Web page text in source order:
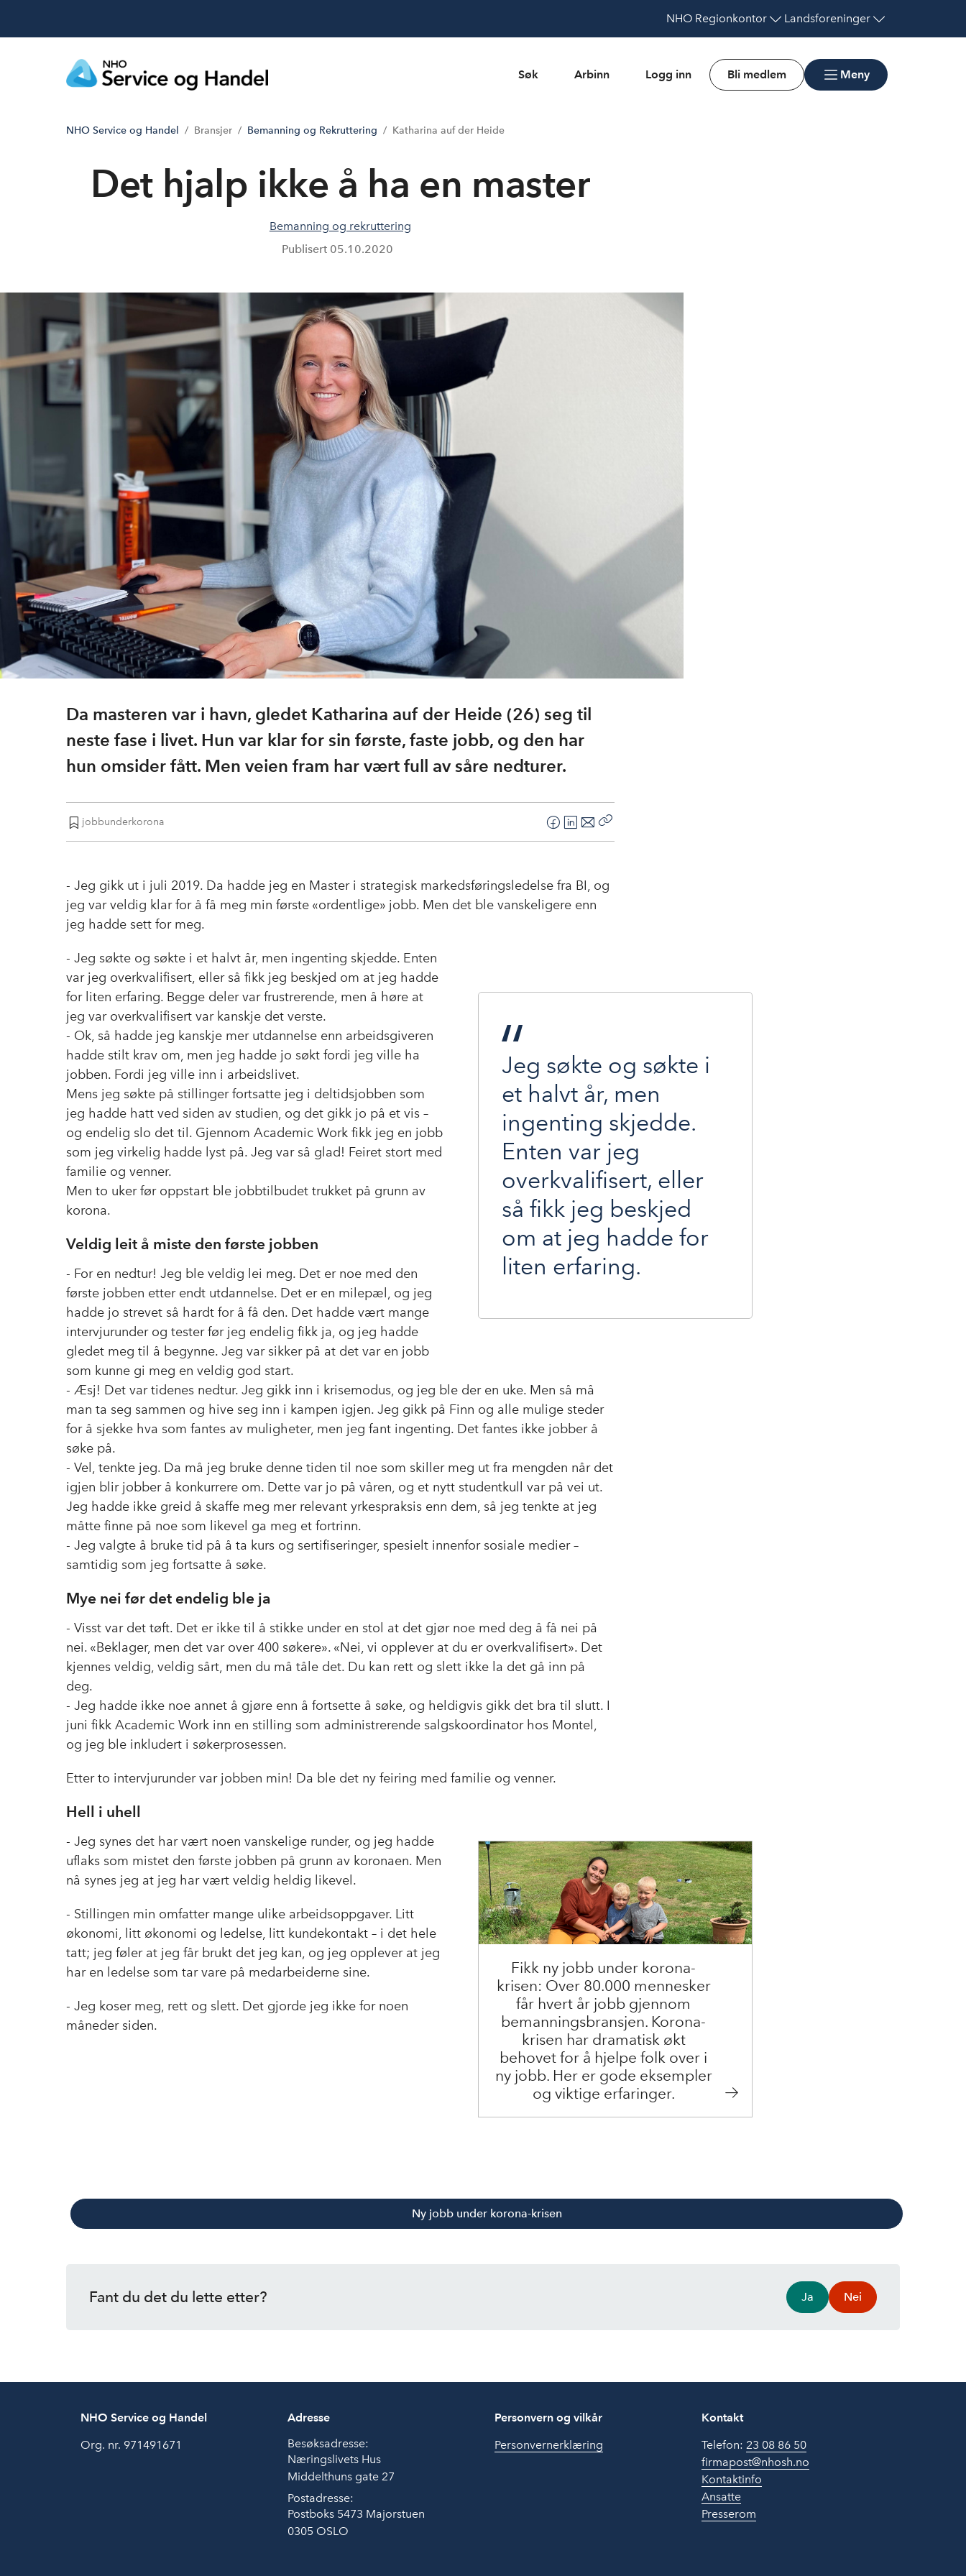
NHO Regionkontor Landsforeninger
Søk Arbinn Logg inn Bli medlem Meny
NHO Service og Handel Bransjer Bemanning og Rekruttering Katharina auf der Heide
Det hjalp ikke å ha en master
Bemanning og rekruttering
Publisert 05.10.2020
Da masteren var i havn, gledet Katharina auf der Heide (26) seg til
neste fase i livet. Hun var klar for sin første, faste jobb, og den har
hun omsider fått. Men veien fram har vært full av såre nedturer.
jobbunderkorona
F
e
o
L
k
E
o
- Jeg gikk ut i juli 2019. Da hadde jeg en Master i strategisk markedsføringsledelse fra BI, og
jeg var veldig klar for å få meg min første «ordentlige» jobb. Men det ble vanskeligere enn
jeg hadde sett for meg.
Jeg søkte og søkte i
et halvt år, men
ingenting skjedde.
Enten var jeg
overkvalifisert, eller
så fikk jeg beskjed
om at jeg hadde for
liten erfaring.
- Jeg søkte og søkte i et halvt år, men ingenting skjedde. Enten
var jeg overkvalifisert, eller så fikk jeg beskjed om at jeg hadde
for liten erfaring. Begge deler var frustrerende, men å høre at
jeg var overkvalifisert var kanskje det verste.
- Ok, så hadde jeg kanskje mer utdannelse enn arbeidsgiveren
hadde stilt krav om, men jeg hadde jo søkt fordi jeg ville ha
jobben. Fordi jeg ville inn i arbeidslivet.
Mens jeg søkte på stillinger fortsatte jeg i deltidsjobben som
jeg hadde hatt ved siden av studien, og det gikk jo på et vis –
og endelig slo det til. Gjennom Academic Work fikk jeg en jobb
som jeg virkelig hadde lyst på. Jeg var så glad! Feiret stort med
familie og venner.
Men to uker før oppstart ble jobbtilbudet trukket på grunn av
korona.
Veldig leit å miste den første jobben
- For en nedtur! Jeg ble veldig lei meg. Det er noe med den
første jobben etter endt utdannelse. Det er en milepæl, og jeg
hadde jo strevet så hardt for å få den. Det hadde vært mange
intervjurunder og tester før jeg endelig fikk ja, og jeg hadde
gledet meg til å begynne. Jeg var sikker på at det var en jobb
som kunne gi meg en veldig god start.
- Æsj! Det var tidenes nedtur. Jeg gikk inn i krisemodus, og jeg ble der en uke. Men så må
man ta seg sammen og hive seg inn i kampen igjen. Jeg gikk på Finn og alle mulige steder
for å sjekke hva som fantes av muligheter, men jeg fant ingenting. Det fantes ikke jobber å
søke på.
- Vel, tenkte jeg. Da må jeg bruke denne tiden til noe som skiller meg ut fra mengden når det
igjen blir jobber å konkurrere om. Dette var jo på våren, og et nytt studentkull var på vei ut.
Jeg hadde ikke greid å skaffe meg mer relevant yrkespraksis enn dem, så jeg tenkte at jeg
måtte finne på noe som likevel ga meg et fortrinn.
- Jeg valgte å bruke tid på å ta kurs og sertifiseringer, spesielt innenfor sosiale medier –
samtidig som jeg fortsatte å søke.
Mye nei før det endelig ble ja
- Visst var det tøft. Det er ikke til å stikke under en stol at det gjør noe med deg å få nei på
nei. «Beklager, men det var over 400 søkere». «Nei, vi opplever at du er overkvalifisert». Det
kjennes veldig, veldig sårt, men du må tåle det. Du kan rett og slett ikke la det gå inn på
deg.
- Jeg hadde ikke noe annet å gjøre enn å fortsette å søke, og heldigvis gikk det bra til slutt. I
juni fikk Academic Work inn en stilling som administrerende salgskoordinator hos Montel,
og jeg ble inkludert i søkerprosessen.
Etter to intervjurunder var jobben min! Da ble det ny feiring med familie og venner.
Hell i uhell
Fikk ny jobb under korona-
krisen: Over 80.000 mennesker
får hvert år jobb gjennom
bemanningsbransjen. Korona-
krisen har dramatisk økt
behovet for å hjelpe folk over i
ny jobb. Her er gode eksempler
og viktige erfaringer.
- Jeg synes det har vært noen vanskelige runder, og jeg hadde
uflaks som mistet den første jobben på grunn av koronaen. Men
nå synes jeg at jeg har vært veldig heldig likevel.
- Stillingen min omfatter mange ulike arbeidsoppgaver. Litt
økonomi, litt økonomi og ledelse, litt kundekontakt – i det hele
tatt; jeg føler at jeg får brukt det jeg kan, og jeg opplever at jeg
har en ledelse som tar vare på medarbeiderne sine.
- Jeg koser meg, rett og slett. Det gjorde jeg ikke for noen
måneder siden.
Ny jobb under korona-krisen
Fant du det du lette etter? Ja Nei
NHO Service og Handel
Org. nr. 971491671
Adresse
Besøksadresse:
Næringslivets Hus
Middelthuns gate 27
Postadresse:
Postboks 5473 Majorstuen
0305 OSLO
Personvern og vilkår
Personvernerklæring
Kontakt
Telefon: 23 08 86 50
firmapost@nhosh.no
Kontaktinfo
Ansatte
Presserom